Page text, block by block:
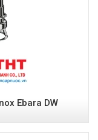
Ebara DW